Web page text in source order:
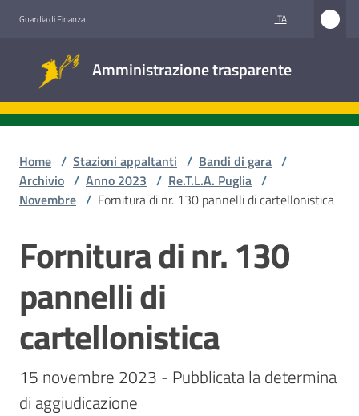
Guardia di Finanza ITA
Amministrazione trasparente
trasparente
Accesso
Stazioni
appaltanti
Contatti
Home / Stazioni appaltanti / Bandi di gara /
Archivio / Anno 2023 / Re.T.L.A. Puglia /
Novembre / Fornitura di nr. 130 pannelli di cartellonistica
Salta al contenuto
Fornitura di nr. 130
pannelli di
cartellonistica
15 novembre 2023 - Pubblicata la determina
di aggiudicazione